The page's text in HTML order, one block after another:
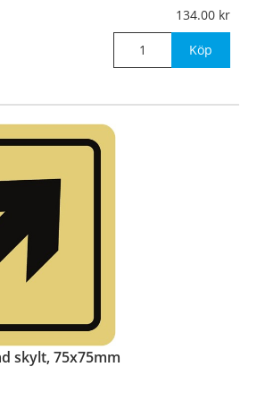
134.00
Köp
skylt, 75x75mm